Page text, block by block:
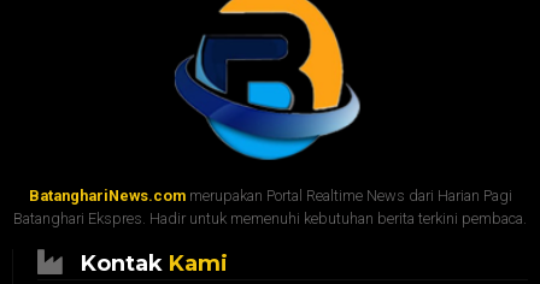
BatanghariNews.commerupakan Portal Realtime News dari Harian Pagi
Batanghari Ekspres. Hadir untuk memenuhi kebutuhan berita terkini pembaca.
Kontak Kami